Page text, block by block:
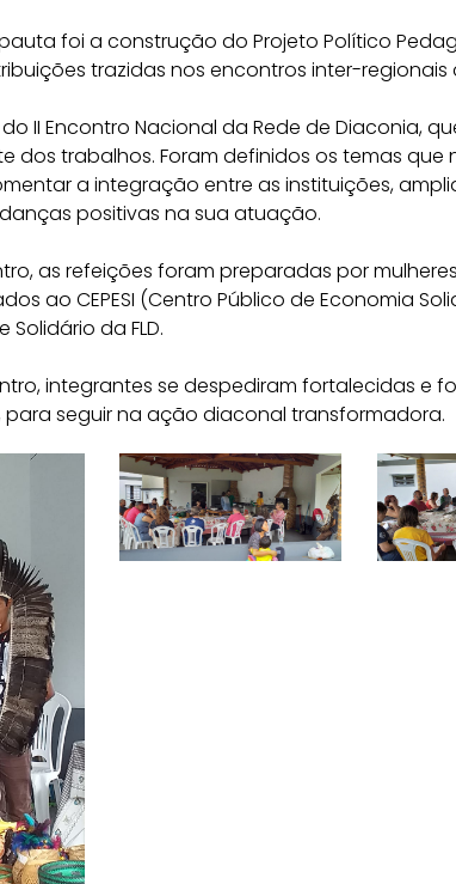
foi a construção do Projeto Político
trazidas nos encontros inter-regionais
II Encontro Nacional da Rede de Diaconia,
dos trabalhos. Foram definidos os temas
a integração entre as instituições,
positivas na sua atuação.
as refeições foram preparadas por
ao CEPESI (Centro Público de Economia
da FLD.
integrantes se despediram fortalecidas e
seguir na ação diaconal transformadora.